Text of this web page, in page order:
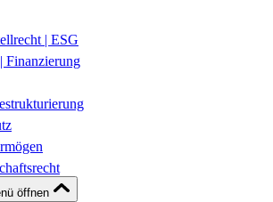
| ESG
Finanzierung
öffnen